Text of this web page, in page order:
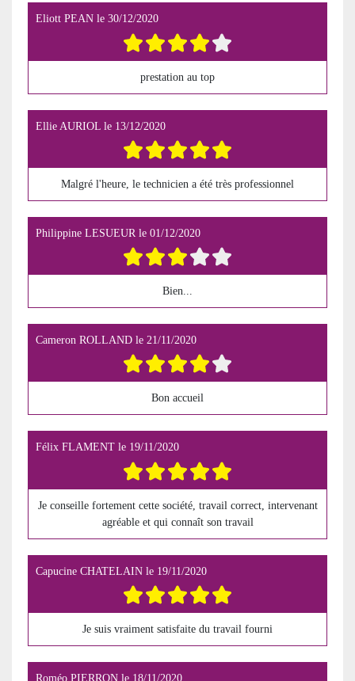
Eliott PEAN le 30/12/2020
prestation au top
Ellie AURIOL le 13/12/2020
Malgré l'heure, le technicien a été très professionnel
Philippine LESUEUR le 01/12/2020
Bien...
Cameron ROLLAND le 21/11/2020
Bon accueil
Félix FLAMENT le 19/11/2020
Je conseille fortement cette société, travail correct, intervenant
agréable et qui connaît son travail
Capucine CHATELAIN le 19/11/2020
Je suis vraiment satisfaite du travail fourni
Roméo PIERRON le 18/11/2020